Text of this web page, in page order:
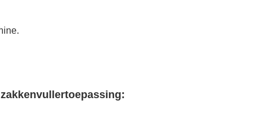
toepassing: